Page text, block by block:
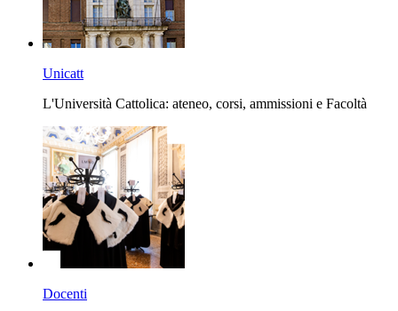
Unicatt
L'Università Cattolica: ateneo, corsi, ammissioni e Facoltà
Docenti